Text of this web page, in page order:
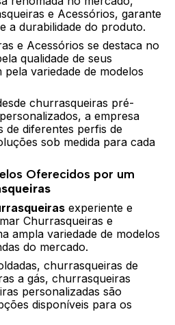
e Acessórios, garante
a durabilidade do produto.
e Acessórios se destaca no
qualidade de seus
variedade de modelos
churrasqueiras pré-
a empresa
de diferentes perfis de
sob medida para cada
Oferecidos por um
experiente e
Churrasqueiras e
ampla variedade de modelos
do mercado.
churrasqueiras de
a gás, churrasqueiras
personalizadas são
disponíveis para os